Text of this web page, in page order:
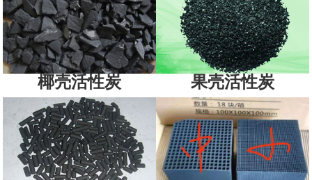
椰壳活性炭 果壳活性炭